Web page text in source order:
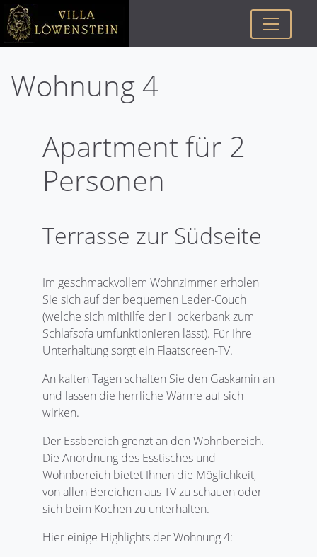
Wohnung 4
Apartment für 2
Personen
Terrasse zur Südseite
Im geschmackvollem Wohnzimmer erholen
Sie sich auf der bequemen Leder-Couch
(welche sich mithilfe der Hockerbank zum
Schlafsofa umfunktionieren lässt). Für Ihre
Unterhaltung sorgt ein Flaatscreen-TV.
An kalten Tagen schalten Sie den Gaskamin an
und lassen die herrliche Wärme auf sich
wirken.
Der Essbereich grenzt an den Wohnbereich.
Die Anordnung des Esstisches und
Wohnbereich bietet Ihnen die Möglichkeit,
von allen Bereichen aus TV zu schauen oder
sich beim Kochen zu unterhalten.
Hier einige Highlights der Wohnung 4: